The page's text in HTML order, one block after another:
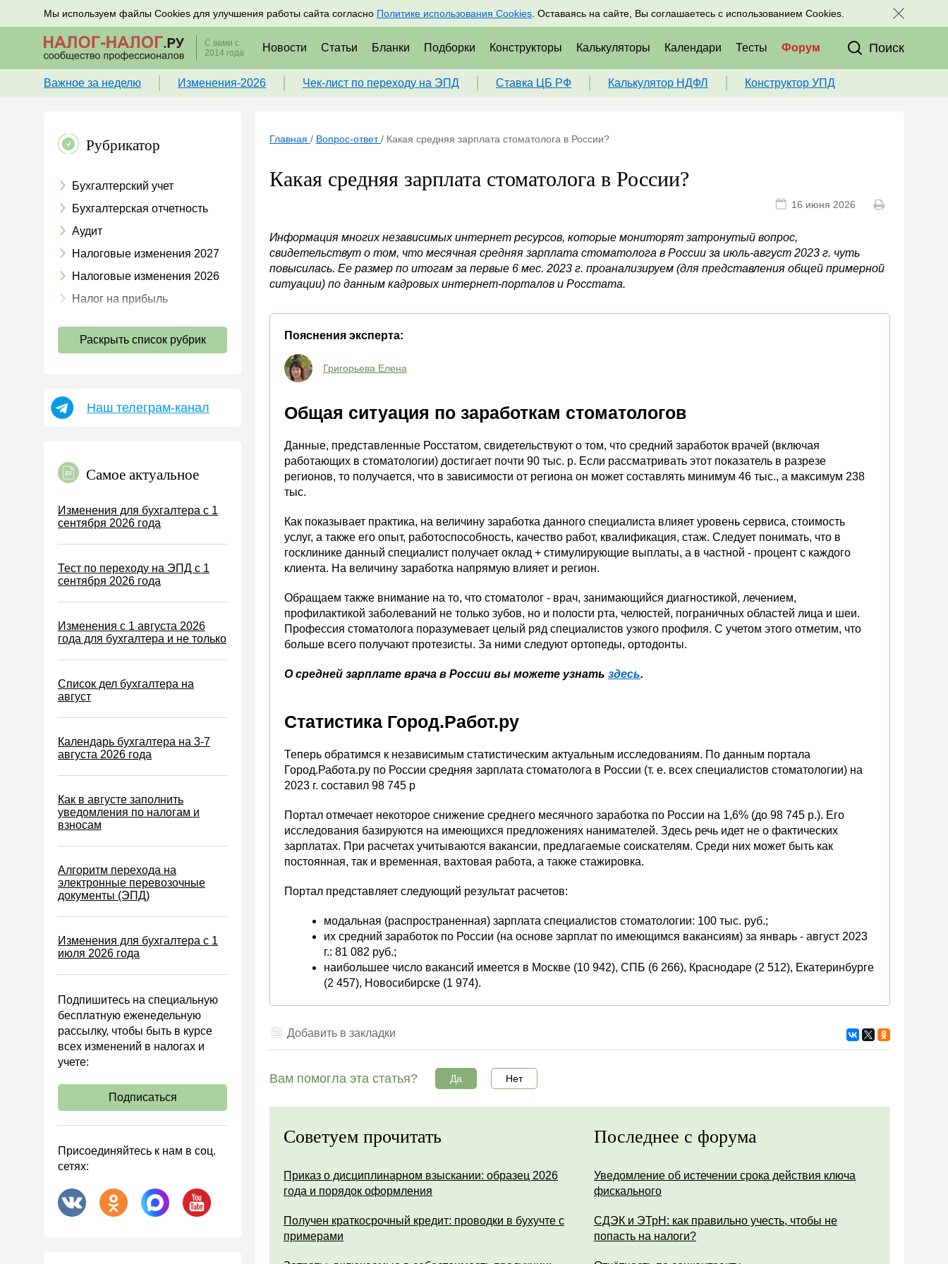
Мы используем файлы Cookies для улучшения работы сайта согласно Политике использования Cookies . Оставаясь на сайте, Вы соглашаетесь с использованием Cookies.
Подписывайтесь на новости по налогам, учету и кадрам Подписаться Присоединяйтесь к нам в соц. сетях:
С вами с
2014 года
Новости Статьи Бланки Подборки Конструкторы Калькуляторы Календари Тесты Форум Поиск
Важное за неделю Изменения-2026 Чек-лист по переходу на ЭПД Ставка ЦБ РФ Калькулятор НДФЛ Конструктор УПД
Рубрикатор
Бухгалтерский учет
Бухгалтерская отчетность
Аудит
Налоговые изменения 2027
Налоговые изменения 2026
Налог на прибыль
Страховые взносы 2026
УСН
Земельный налог
Налог на рекламу
Торговый сбор
Туристический налог
Водный налог
Экологический налог
Налог на игорный бизнес
Акцизы
Возврат и зачет налогов
Налоговые проверки
Ответственность
Статистика
Онлайн-кассы ККТ ККМ
Управленческий учет
Анализ хозяйственной
Охрана труда и аттестация
Охрана труда
Налоговое планирование
Финансовый контроль
Договоры
ООО
АО
Госзакупки
Раскрыть список рубрик
Наш телеграм-канал
Самое актуальное
Изменения для бухгалтера с 1
сентября 2026 года
Тест по переходу на ЭПД с 1
сентября 2026 года
Изменения с 1 августа 2026
года для бухгалтера и не только
Список дел бухгалтера на
август
Календарь бухгалтера на 3-7
августа 2026 года
Как в августе заполнить
уведомления по налогам и
взносам
Алгоритм перехода на
электронные перевозочные
документы (ЭПД)
Изменения для бухгалтера с 1
июля 2026 года
Подпишитесь на специальную
бесплатную еженедельную
рассылку, чтобы быть в курсе
всех изменений в налогах и
учете:
Подписаться
Присоединяйтесь к нам в соц.
сетях:
Главная / Вопрос-ответ / Какая средняя зарплата стоматолога в России?
Какая средняя зарплата стоматолога в России?
16 июня 2026
Информация многих независимых интернет ресурсов, которые мониторят затронутый вопрос,
свидетельствут о том, что месячная средняя зарплата стоматолога в России за июль-август 2023 г. чуть
повысилась. Ее размер по итогам за первые 6 мес. 2023 г. проанализируем (для представления общей примерной
ситуации) по данным кадровых интернет-порталов и Росстата.
Пояснения эксперта:
Григорьева Елена
Общая ситуация по заработкам стоматологов
Данные, представленные Росстатом, свидетельствуют о том, что средний заработок врачей (включая
работающих в стоматологии) достигает почти 90 тыс. р. Если рассматривать этот показатель в разрезе
регионов, то получается, что в зависимости от региона он может составлять минимум 46 тыс., а максимум 238
тыс.
Как показывает практика, на величину заработка данного специалиста влияет уровень сервиса, стоимость
услуг, а также его опыт, работоспособность, качество работ, квалификация, стаж. Следует понимать, что в
госклинике данный специалист получает оклад + стимулирующие выплаты, а в частной - процент с каждого
клиента. На величину заработка напрямую влияет и регион.
Обращаем также внимание на то, что стоматолог - врач, занимающийся диагностикой, лечением,
профилактикой заболеваний не только зубов, но и полости рта, челюстей, пограничных областей лица и шеи.
Профессия стоматолога поразумевает целый ряд специалистов узкого профиля. С учетом этого отметим, что
больше всего получают протезисты. За ними следуют ортопеды, ортодонты.
О средней зарплате врача в России вы можете узнать здесь.
Статистика Город.Работ.ру
Теперь обратимся к независимым статистическим актуальным исследованиям. По данным портала
Город.Работа.ру по России средняя зарплата стоматолога в России (т. е. всех специалистов стоматологии) на
2023 г. составил 98 745 р
Портал отмечает некоторое снижение среднего месячного заработка по России на 1,6% (до 98 745 р.). Его
исследования базируются на имеющихся предложениях нанимателей. Здесь речь идет не о фактических
зарплатах. При расчетах учитываются вакансии, предлагаемые соискателям. Среди них может быть как
постоянная, так и временная, вахтовая работа, а также стажировка.
Портал представляет следующий результат расчетов:
модальная (распространенная) зарплата специалистов стоматологии: 100 тыс. руб.;
их средний заработок по России (на основе зарплат по имеющимся вакансиям) за январь - август 2023
г.: 81 082 руб.;
наибольшее число вакансий имеется в Москве (10 942), СПБ (6 266), Краснодаре (2 512), Екатеринбурге
(2 457), Новосибирске (1 974).
Добавить в закладки
Вам помогла эта статья? Да Нет
Советуем прочитать
Приказ о дисциплинарном взыскании: образец 2026
года и порядок оформления
Получен краткосрочный кредит: проводки в бухучте с
примерами
Последнее с форума
Уведомление об истечении срока действия ключа
фискального
СДЭК и ЭТрН: как правильно учесть, чтобы не
попасть на налоги?